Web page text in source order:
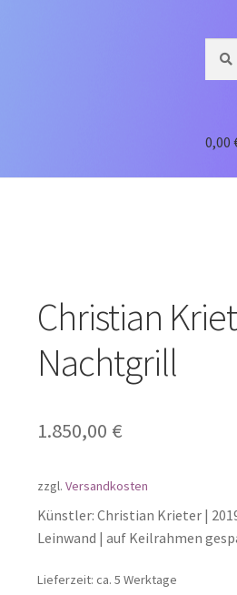
nach:
0,00
Christian
Nachtgrill
1.850,00 €
zzgl. Versandkosten
Künstler: Christian Krieter |
Leinwand | auf Keilrahmen
Lieferzeit: ca. 5 Werktage